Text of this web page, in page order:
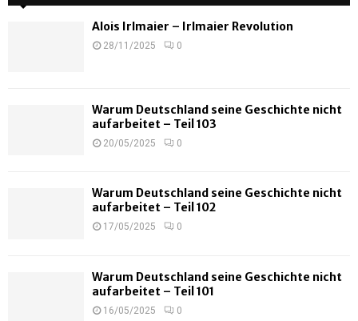
Alois Irlmaier – Irlmaier Revolution
28/11/2025 0
Warum Deutschland seine Geschichte nicht
aufarbeitet – Teil 103
20/05/2025 0
Warum Deutschland seine Geschichte nicht
aufarbeitet – Teil 102
17/05/2025 0
Warum Deutschland seine Geschichte nicht
aufarbeitet – Teil 101
16/05/2025 0